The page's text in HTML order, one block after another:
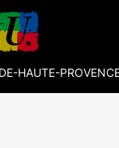
HAUTE-